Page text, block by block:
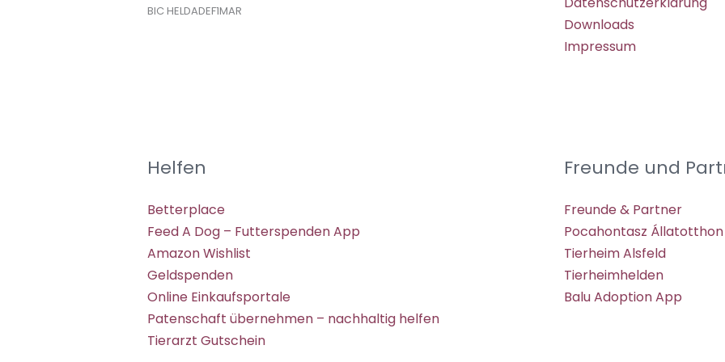
BIC HELDADEF1MAR
Downloads
Impressum
Helfen
Betterplace
Feed A Dog – Futterspenden App
Amazon Wishlist
Geldspenden
Online Einkaufsportale
Patenschaft übernehmen – nachhaltig helfen
Tierarzt Gutschein
Freunde und
Freunde & Partner
Pocahontasz Állatotthon
Tierheim Alsfeld
Tierheimhelden
Balu Adoption App